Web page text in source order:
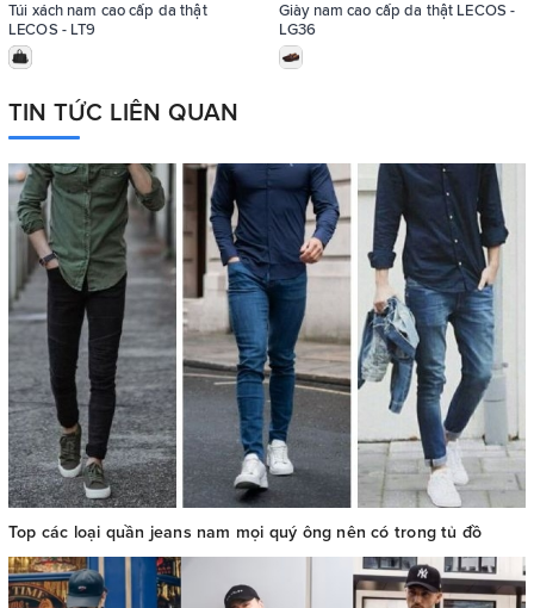
Túi xách nam cao cấp da thật
LECOS - LT9
Giày nam cao cấp da thật LECOS -
LG36
TIN TỨC LIÊN QUAN
Top các loại quần jeans nam mọi quý ông nên có trong tủ đồ